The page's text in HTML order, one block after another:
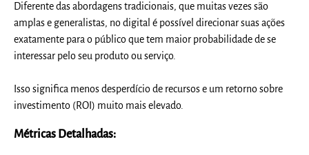
Diferente das abordagens tradicionais, que muitas vezes são
amplas e generalistas, no digital é possível direcionar suas ações
exatamente para o público que tem maior probabilidade de se
interessar pelo seu produto ou serviço.
Isso significa menos desperdício de recursos e um retorno sobre
investimento (ROI) muito mais elevado.
Métricas Detalhadas: